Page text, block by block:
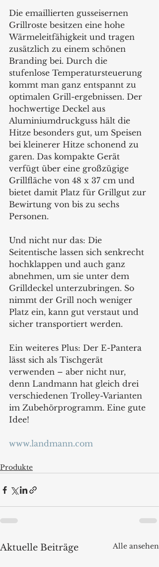
Die emaillierten gusseisernen
Grillroste besitzen eine hohe
Wärmeleitfähigkeit und tragen
zusätzlich zu einem schönen
Branding bei. Durch die
stufenlose Temperatursteuerung
kommt man ganz entspannt zu
optimalen Grill-ergebnissen. Der
hochwertige Deckel aus
Aluminiumdruckguss hält die
Hitze besonders gut, um Speisen
bei kleinerer Hitze schonend zu
garen. Das kompakte Gerät
verfügt über eine großzügige
Grillfläche von 48 x 37 cm und
bietet damit Platz für Grillgut zur
Bewirtung von bis zu sechs
Personen.
Und nicht nur das: Die
Seitentische lassen sich senkrecht
hochklappen und auch ganz
abnehmen, um sie unter dem
Grilldeckel unterzubringen. So
nimmt der Grill noch weniger
Platz ein, kann gut verstaut und
sicher transportiert werden.
Ein weiteres Plus: Der E-Pantera
lässt sich als Tischgerät
verwenden – aber nicht nur,
denn Landmann hat gleich drei
verschiedenen Trolley-Varianten
im Zubehörprogramm. Eine gute
Idee!
www.landmann.com
Produkte
Aktuelle Beiträge Alle ansehen